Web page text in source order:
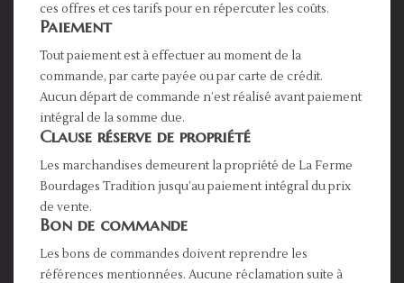
ces offres et ces tarifs pour en répercuter les coûts.
Paiement
Tout paiement est à effectuer au moment de la
commande, par carte payée ou par carte de crédit.
Aucun départ de commande n’est réalisé avant paiement
intégral de la somme due.
Clause réserve de propriété
Les marchandises demeurent la propriété de La Ferme
Bourdages Tradition jusqu’au paiement intégral du prix
de vente.
Bon de commande
Les bons de commandes doivent reprendre les
références mentionnées. Aucune réclamation suite à